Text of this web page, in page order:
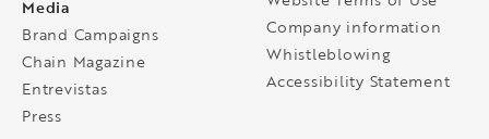
Media
Brand Campaigns
Chain Magazine
Entrevistas
Press
Company information
Whistleblowing
Accessibility Statement